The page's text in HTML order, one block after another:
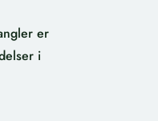
er
i